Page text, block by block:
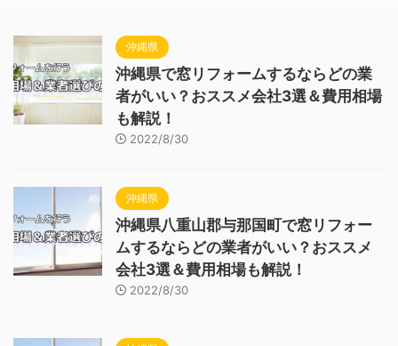
沖縄県
沖縄県で窓リフォームするならどの業
者がいい？おススメ会社3選＆費用相場
も解説！
2022/8/30
沖縄県
沖縄県八重山郡与那国町で窓リフォー
ムするならどの業者がいい？おススメ
会社3選＆費用相場も解説！
2022/8/30